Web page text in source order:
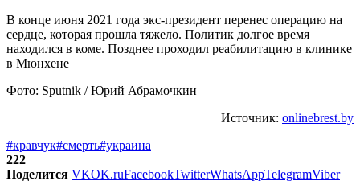
В конце июня 2021 года экс-президент перенес операцию на
сердце, которая прошла тяжело. Политик долгое время
находился в коме. Позднее проходил реабилитацию в клинике
в Мюнхене
Фото: Sputnik / Юрий Абрамочкин
Источник: onlinebrest.by
#кравчук#смерть#украина
222
Поделится VKOK.ruFacebookTwitterWhatsAppTelegramViber